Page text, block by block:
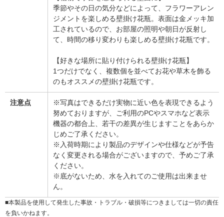
季節やその日の気分などによって、フラワーアレン
ジメントを楽しめる壁掛け花瓶。表面は金メッキ加
工されているので、お部屋の照明や朝日が反射し
て、時間の移り変わりも楽しめる壁掛け花瓶です。
【好きな場所に貼り付けられる壁掛け花瓶】
1つだけでなく、複数個を並べてお花や草木を飾る
のもオススメの壁掛け花瓶です。
注意点
※写真はできるだけ実物に近い色を表現できるよう
努めておりますが、ご利用のPCやスマホなど表示
機器の都合上、若干の差異が生じますことをあらか
じめご了承ください。
※入荷時期により製品のデザインや仕様などが予告
なく変更される場合がございますので、予めご了承
ください。
※底がないため、水を入れてのご使用は出来ませ
ん。
■本製品を使用して発生した事故・トラブル・破損等につきましては一切の責任
を負いかねます。